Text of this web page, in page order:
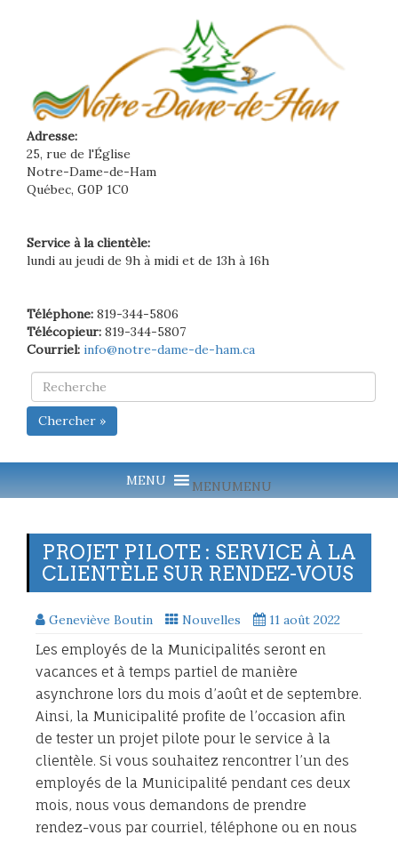
Adresse:
25, rue de l'Église
Notre-Dame-de-Ham
Québec, G0P 1C0
Service à la clientèle:
lundi au jeudi de 9h à midi et de 13h à 16h
Téléphone: 819-344-5806
Télécopieur: 819-344-5807
Courriel: info@notre-dame-de-ham.ca
Chercher »
MENUMENU
PROJET PILOTE : SERVICE À LA
CLIENTÈLE SUR RENDEZ-VOUS
Geneviève Boutin Nouvelles 11 août 2022
Les employés de la Municipalités seront en
vacances et à temps partiel de manière
asynchrone lors du mois d’août et de septembre.
Ainsi, la Municipalité profite de l’occasion afin
de tester un projet pilote pour le service à la
clientèle. Si vous souhaitez rencontrer l’un des
employés de la Municipalité pendant ces deux
mois, nous vous demandons de prendre
rendez-vous par courriel, téléphone ou en nous